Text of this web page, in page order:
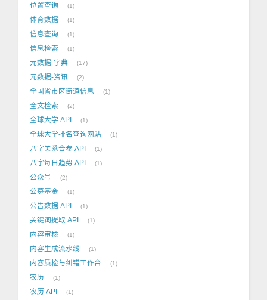
位置查询 1
体育数据 1
信息查询 1
信息检索 1
元数据-字典 17
元数据-资讯 2
全国省市区街道信息 1
全文检索 2
全球大学 API 1
全球大学排名查询网站 1
八字关系合参 API 1
八字每日趋势 API 1
公众号 2
公募基金 1
公告数据 API 1
关键词提取 API 1
内容审核 1
内容生成流水线 1
内容质检与纠错工作台 1
农历 1
农历 API 1